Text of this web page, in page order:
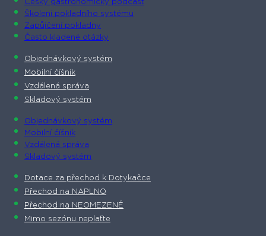
Český gastronomický podcast​
Školení pokladního systému
Zapůjčení pokladny
Často kladené otázky
Objednávkový systém
Mobilní číšník
Vzdálená správa
Skladový systém
Objednávkový systém
Mobilní číšník
Vzdálená správa
Skladový systém
Dotace za přechod k Dotykačce
Přechod na NAPLNO
Přechod na NEOMEZENĚ
Mimo sezónu neplaťte